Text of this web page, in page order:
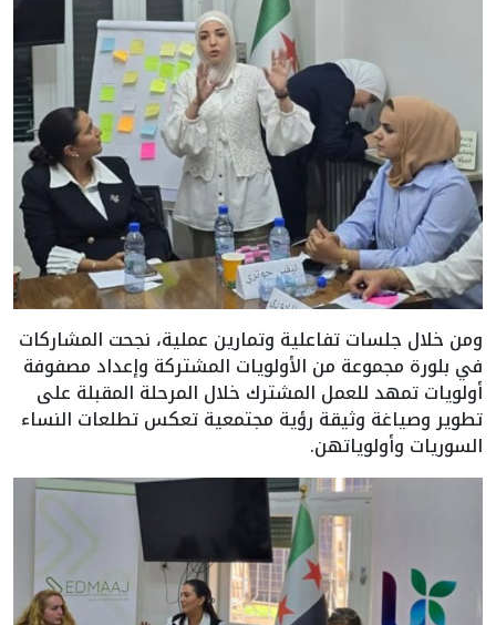
ومن خلال جلسات تفاعلية وتمارين عملية، نجحت المشاركات
في بلورة مجموعة من الأولويات المشتركة وإعداد مصفوفة
أولويات تمهد للعمل المشترك خلال المرحلة المقبلة على
تطوير وصياغة وثيقة رؤية مجتمعية تعكس تطلعات النساء
السوريات وأولوياتهن.